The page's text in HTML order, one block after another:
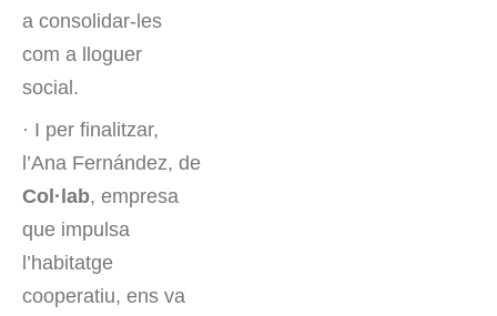
a consolidar-les
com a lloguer
social.
· I per finalitzar,
l’Ana Fernández, de
Col·lab, empresa
que impulsa
l’habitatge
cooperatiu, ens va